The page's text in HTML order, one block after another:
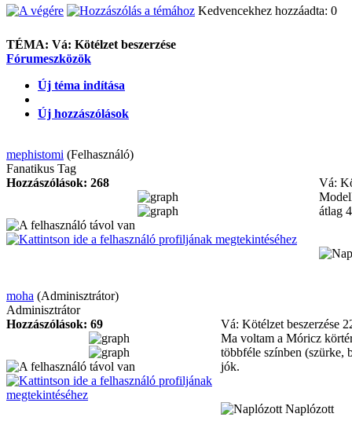
Kedvencekhez hozzáadta: 0
TÉMA: Vá: Kötélzet beszerzése
Fórumeszközök
Új téma indítása
Új hozzászólások
mephistomi (Felhasználó)
Fanatikus Tag
Hozzászólások: 268
Vá:
átlag
moha (Adminisztrátor)
Adminisztrátor
Hozzászólások: 69
Vá: Kötélzet beszerzése
Ma voltam a Móricz
többféle színben (szürke,
jók.
Naplózott